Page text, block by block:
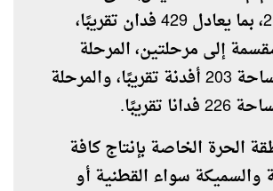
1804173.03م2، بما يعادل 429 فدان تقريبًا،
إلى مرحلتين، المرحلة
الأولى على مساحة 203 أفدنة تقريبًا، والمرحلة
تقريبًا.
الحرة الخاصة بإنتاج كافة
والسميكة سواء القطنية أو